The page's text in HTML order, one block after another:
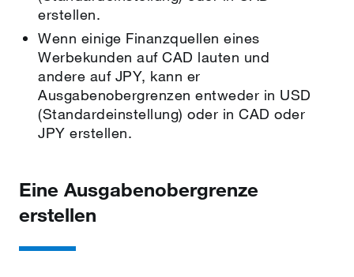
erstellen.
Wenn einige Finanzquellen eines
Werbekunden auf CAD lauten und
andere auf JPY, kann er
Ausgabenobergrenzen entweder in USD
(Standardeinstellung) oder in CAD oder
JPY erstellen.
Eine Ausgabenobergrenze
erstellen